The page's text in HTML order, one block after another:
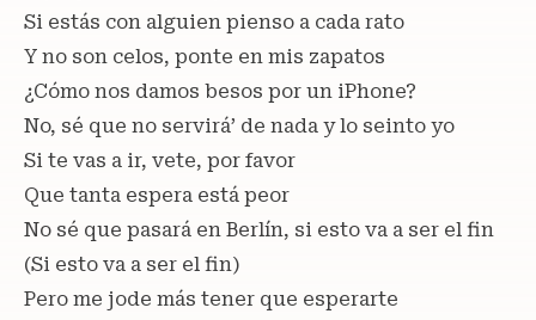
Si estás con alguien pienso a cada rato
Y no son celos, ponte en mis zapatos
¿Cómo nos damos besos por un iPhone?
No, sé que no servirá’ de nada y lo seinto yo
Si te vas a ir, vete, por favor
Que tanta espera está peor
No sé que pasará en Berlín, si esto va a ser el fin
(Si esto va a ser el fin)
Pero me jode más tener que esperarte